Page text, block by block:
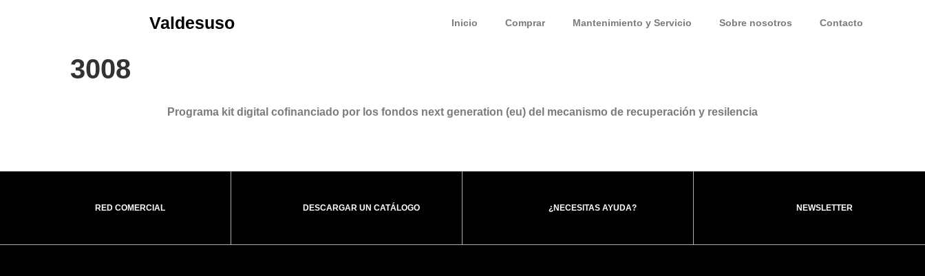
Valdesuso Inicio Comprar Mantenimiento y Servicio Sobre nosotros Contacto
3008
Programa kit digital cofinanciado por los fondos next generation (eu) del mecanismo de recuperación y resilencia
RED COMERCIAL DESCARGAR UN CATÁLOGO ¿NECESITAS AYUDA? NEWSLETTER